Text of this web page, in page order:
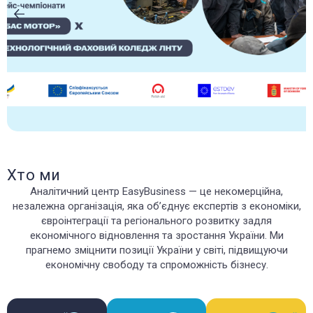
Хто ми
Аналітичний центр EasyBusiness — це некомерційна,
незалежна організація, яка об’єднує експертів з економіки,
євроінтеграції та регіонального розвитку задля
економічного відновлення та зростання України. Ми
прагнемо зміцнити позиції України у світі, підвищуючи
економічну свободу та спроможність бізнесу.